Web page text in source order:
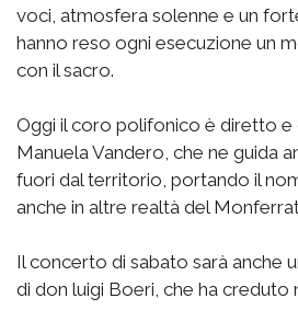
voci, atmosfera solenne e un
hanno reso ogni esecuzione un
con il sacro.
Oggi il coro polifonico è diretto e
Manuela Vandero, che ne guida
fuori dal territorio, portando il
anche in altre realtà del
Il concerto di sabato sarà anche
di don luigi Boeri, che ha creduto